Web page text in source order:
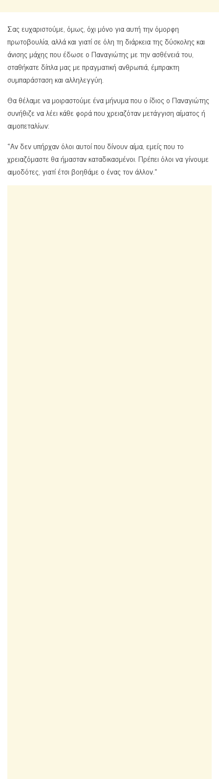
Σας ευχαριστούμε, όμως, όχι μόνο για αυτή την όμορφη
πρωτοβουλία, αλλά και γιατί σε όλη τη διάρκεια της δύσκολης και
άνισης μάχης που έδωσε ο Παναγιώτης με την ασθένειά του,
σταθήκατε δίπλα μας με πραγματική ανθρωπιά, έμπρακτη
συμπαράσταση και αλληλεγγύη.
Θα θέλαμε να μοιραστούμε ένα μήνυμα που ο ίδιος ο Παναγιώτης
συνήθιζε να λέει κάθε φορά που χρειαζόταν μετάγγιση αίματος ή
αιμοπεταλίων:
«Αν δεν υπήρχαν όλοι αυτοί που δίνουν αίμα, εμείς που το
χρειαζόμαστε θα ήμασταν καταδικασμένοι. Πρέπει όλοι να γίνουμε
αιμοδότες, γιατί έτσι βοηθάμε ο ένας τον άλλον.»